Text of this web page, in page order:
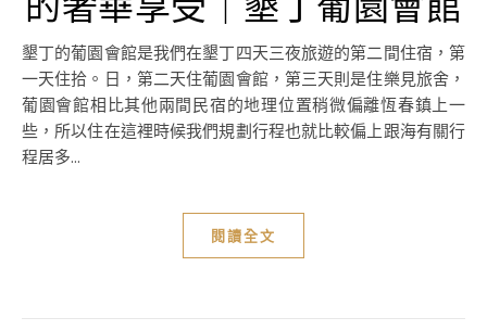
墾丁的葡園會館是我們在墾丁四天三夜旅遊的第二間住宿，第
一天住拾。日，第二天住葡園會館，第三天則是住樂見旅舍，
葡園會館相比其他兩間民宿的地理位置稍微偏離恆春鎮上一
些，所以住在這裡時候我們規劃行程也就比較偏上跟海有關行
程居多...
閱讀全文